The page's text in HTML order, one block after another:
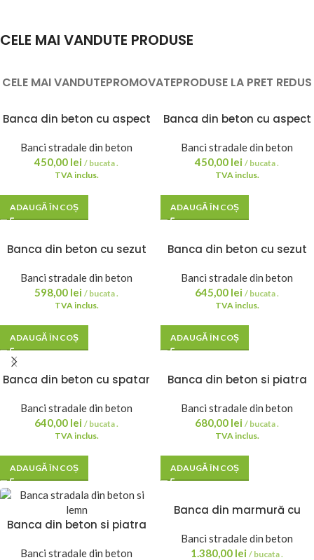
CELE MAI VANDUTE PRODUSE
CELE MAI VANDUTEPROMOVATEPRODUSE LA PRET REDUS
Banca din beton cu aspect
Banci stradale din beton
450,00 lei / bucata .
TVA inclus.
ADAUGĂ ÎN COȘ
Banca din beton cu aspect
cm Marcos
Banci stradale din beton
450,00 lei / bucata .
TVA inclus.
ADAUGĂ ÎN COȘ
Banca din beton cu sezut
Banci stradale din beton
598,00 lei / bucata .
TVA inclus.
ADAUGĂ ÎN COȘ
Banca din beton cu sezut
Banci stradale din beton
645,00 lei / bucata .
TVA inclus.
ADAUGĂ ÎN COȘ
Banca din beton cu spatar
Banci stradale din beton
640,00 lei / bucata .
TVA inclus.
ADAUGĂ ÎN COȘ
Banca din beton si piatra
brad – 120x49x35 cm
Banci stradale din beton
680,00 lei / bucata .
TVA inclus.
ADAUGĂ ÎN COȘ
Banca din beton si piatra
stejar – 120x49x35 cm Theo
Banci stradale din beton
Banca din marmură cu
gama premium
Banci stradale din beton
1.380,00 lei / bucata .